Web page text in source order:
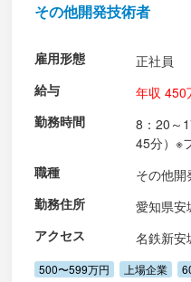
その他開発技術者
雇用形態
正社員
給与
年収 450
勤務時間
8：20～
45分）※
職種
その他開
勤務住所
愛知県安
アクセス
名鉄新安
500〜599万円 上場企業